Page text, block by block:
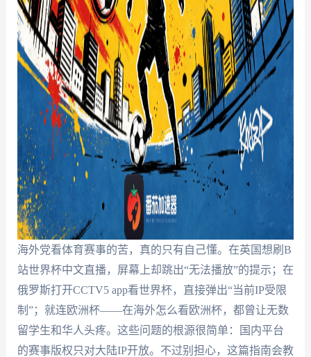
海外党看体育赛事的苦，真的只有自己懂。在英国想刷B
站世界杯中文直播，屏幕上却跳出“无法播放”的提示；在
俄罗斯打开CCTV5 app看世界杯，直接弹出“当前IP受限
制”；就连欧洲杯——在海外怎么看欧洲杯，都曾让无数
留学生和华人头疼。这些问题的根源很简单：国内平台
的赛事版权只对大陆IP开放。不过别担心，这篇指南会教